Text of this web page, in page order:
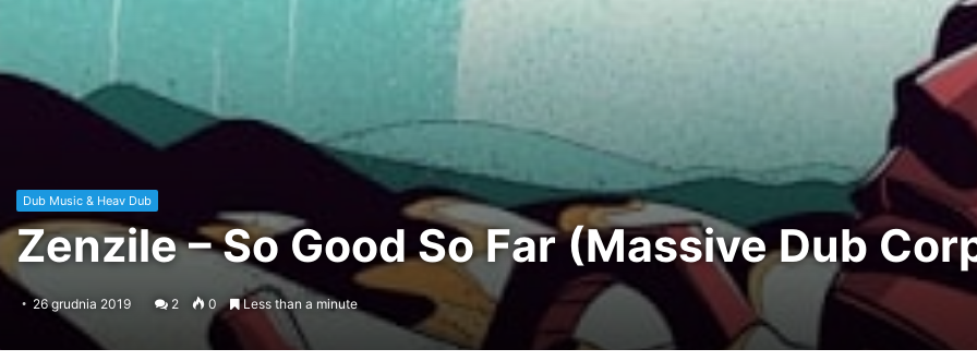
Dub Music & Heav Dub
Zenzile – So Good So Far (Massive Dub
26 grudnia 2019 2 0 Less than a minute